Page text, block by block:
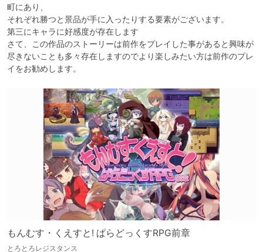
町にあり、
それぞれ勝つと景品が手に入ったりする要素がございます。
第三にキャラに好感度が存在します
さて、この作品のストーリーは前作をプレイした事があると興味が
尽きないことも多々存在しますのでより楽しみたい方は前作のプレ
イをお勧めします。
もんむす・くえすと! ぱらどっくすRPG前章
とろとろレジスタンス